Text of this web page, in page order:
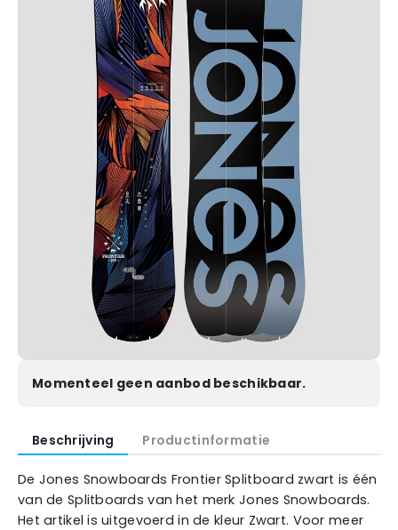
Momenteel geen aanbod beschikbaar.
Beschrijving Productinformatie
De Jones Snowboards Frontier Splitboard zwart is één
van de Splitboards van het merk Jones Snowboards.
Het artikel is uitgevoerd in de kleur Zwart. Voor meer